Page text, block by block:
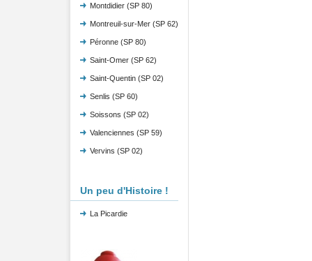
Montdidier (SP 80)
Montreuil-sur-Mer (SP 62)
Péronne (SP 80)
Saint-Omer (SP 62)
Saint-Quentin (SP 02)
Senlis (SP 60)
Soissons (SP 02)
Valenciennes (SP 59)
Vervins (SP 02)
Un peu d'Histoire !
La Picardie